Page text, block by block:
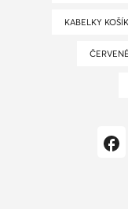
KABELKY KOŠÍK